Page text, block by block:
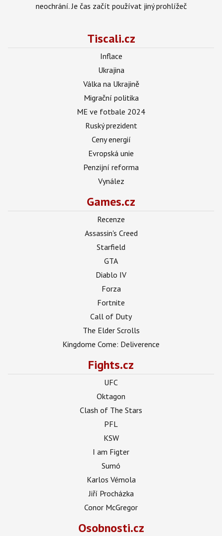
neochrání. Je čas začít používat jiný prohlížeč
Tiscali.cz
Inflace
Ukrajina
Válka na Ukrajině
Migrační politika
ME ve fotbale 2024
Ruský prezident
Ceny energií
Evropská unie
Penzijní reforma
Vynález
Games.cz
Recenze
Assassin's Creed
Starfield
GTA
Diablo IV
Forza
Fortnite
Call of Duty
The Elder Scrolls
Kingdome Come: Deliverence
Fights.cz
UFC
Oktagon
Clash of The Stars
PFL
KSW
I am Figter
Sumó
Karlos Vémola
Jiří Procházka
Conor McGregor
Osobnosti.cz